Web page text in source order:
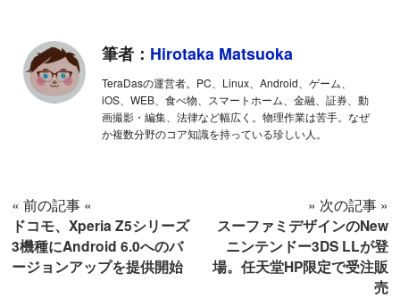
筆者： Hirotaka Matsuoka
TeraDasの運営者。PC、Linux、Android、ゲーム、
iOS、WEB、食べ物、スマートホーム、金融、証券、動
画撮影・編集、法律など幅広く。物理作業は苦手。なぜ
か複数分野のコア知識を持っている珍しい人。
« 前の記事 «
ドコモ、Xperia Z5シリーズ
3機種にAndroid 6.0へのバ
ージョンアップを提供開始
» 次の記事 »
スーファミデザインのNew
ニンテンドー3DS LLが登
場。任天堂HP限定で受注販
売